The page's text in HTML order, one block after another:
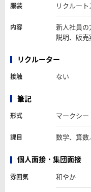
服装 リクルー
内容
新人社員
説明、販
リクルーター
接触 ない
筆記
形式 マークシー
課目 数学、算数
個人面接・集団面接
雰囲気 和やか